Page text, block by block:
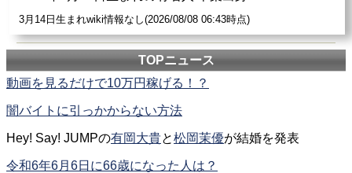
3月14日生まれwiki情報なし(2026/08/08 06:43時点)
TOPニュース
動画を見るだけで10万円稼げる！？
闇バイトに引っかからない方法
Hey! Say! JUMPの有岡大貴と松岡茉優が結婚を発表
令和6年6月6日に66歳になった人は？